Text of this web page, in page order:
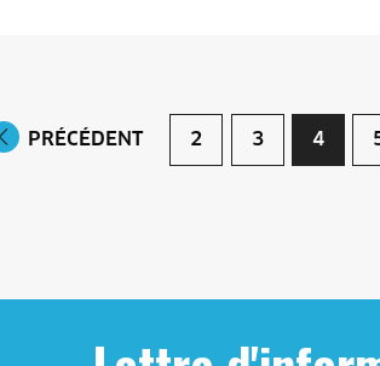
PRÉCÉDENT 2 3 4